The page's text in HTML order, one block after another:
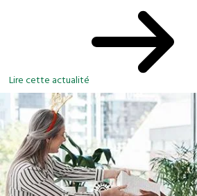
Lire cette actualité